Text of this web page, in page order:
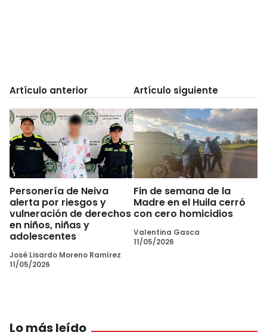
Artículo anterior
Personería de Neiva
alerta por riesgos y
vulneración de derechos
en niños, niñas y
adolescentes
José Lisardo Moreno Ramírez
11/05/2026
Artículo siguiente
Fin de semana de la
Madre en el Huila cerró
con cero homicidios
Valentina Gasca
11/05/2026
Lo más leído